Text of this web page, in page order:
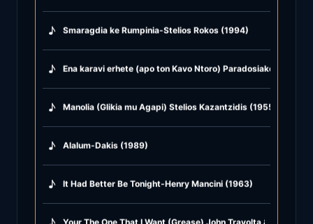
♪ Smaragdia ke Rumpinia-Stelios Rokos (1994)
♪ Ena karavi erhete (apo ton Kavo Ntoro) Paradosiako Andru
♪ Manolia (Glikia mu Agapi) Stelios Kazantzidis (1955)
♪ Alalum-Dakis (1989)
♪ It Had Better Be Tonight-Henry Mancini (1963)